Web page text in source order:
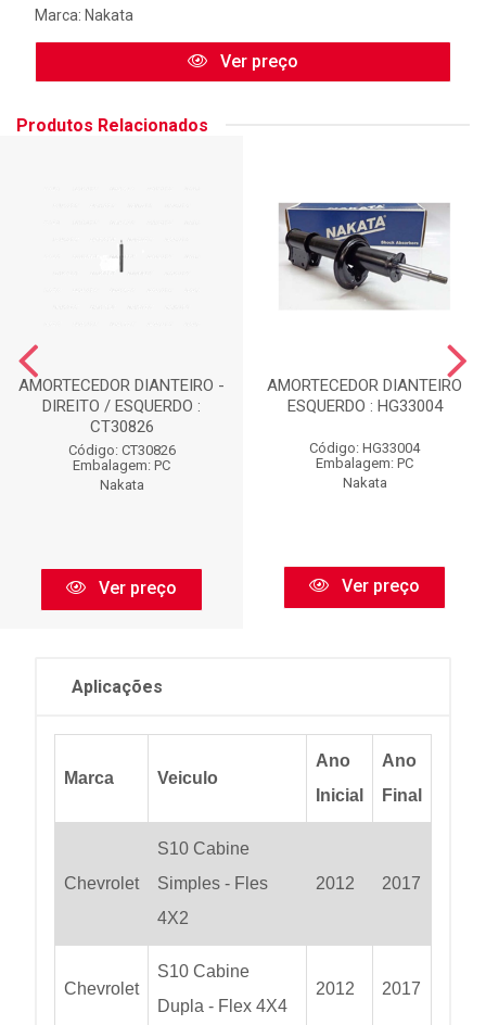
Marca: Nakata
Ver preço
Produtos Relacionados
AMORTECEDOR DIANTEIRO -
DIREITO / ESQUERDO :
CT30826
Código: CT30826
Embalagem: PC
Nakata
Ver preço
AMORTECEDOR DIANTEIRO
ESQUERDO : HG33004
Código: HG33004
Embalagem: PC
Nakata
Ver preço
Aplicações
Marca Veiculo
Ano
Inicial
Ano
Final
Chevrolet
S10 Cabine
Simples - Fles
4X2
2012 2017
Chevrolet
S10 Cabine
Dupla - Flex 4X4
2012 2017